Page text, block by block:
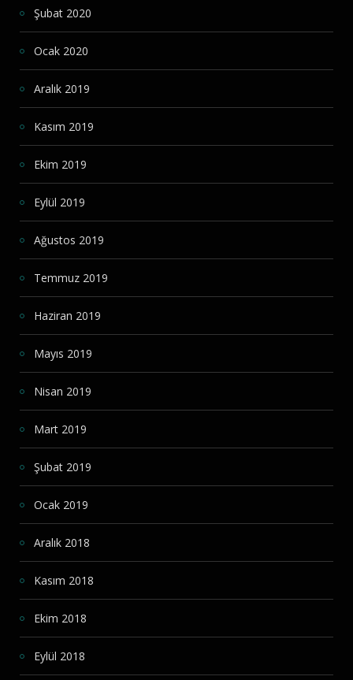
Şubat 2020
Ocak 2020
Aralık 2019
Kasım 2019
Ekim 2019
Eylül 2019
Ağustos 2019
Temmuz 2019
Haziran 2019
Mayıs 2019
Nisan 2019
Mart 2019
Şubat 2019
Ocak 2019
Aralık 2018
Kasım 2018
Ekim 2018
Eylül 2018